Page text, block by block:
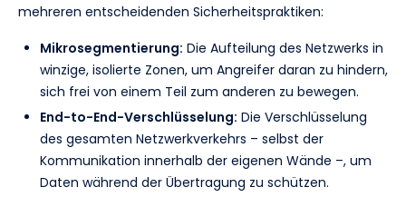
mehreren entscheidenden Sicherheitspraktiken:
Mikrosegmentierung: Die Aufteilung des Netzwerks in
winzige, isolierte Zonen, um Angreifer daran zu hindern,
sich frei von einem Teil zum anderen zu bewegen.
End-to-End-Verschlüsselung: Die Verschlüsselung
des gesamten Netzwerkverkehrs – selbst der
Kommunikation innerhalb der eigenen Wände –, um
Daten während der Übertragung zu schützen.